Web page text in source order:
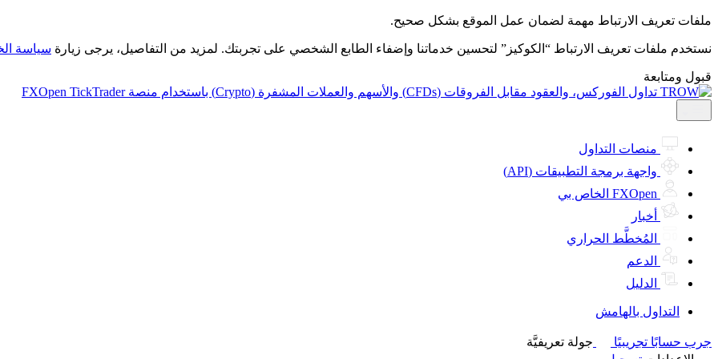
ملفات تعريف الارتباط مهمة لضمان عمل الموقع بشكل صحيح.
نستخدم ملفات تعريف الارتباط “الكوكيز” لتحسين خدماتنا وإضفاء الطابع الشخصي على تجربتك. لمزيد من التفاصيل، يرجى زيارة سياسة
قبول ومتابعة
منصات التداول
واجهة برمجة التطبيقات (API)
FXOpen الخاص بي
أخبار
المُخطَّط الحراري
الدعم
الدليل
التداول بالهامش
جرب حسابًا تجريبيًا
جولة تعريفيَّة